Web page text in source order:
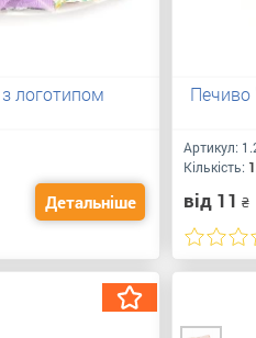
з логотипом
Детальніше
Печиво
Артикул:
Кількість:
від 11 ₴